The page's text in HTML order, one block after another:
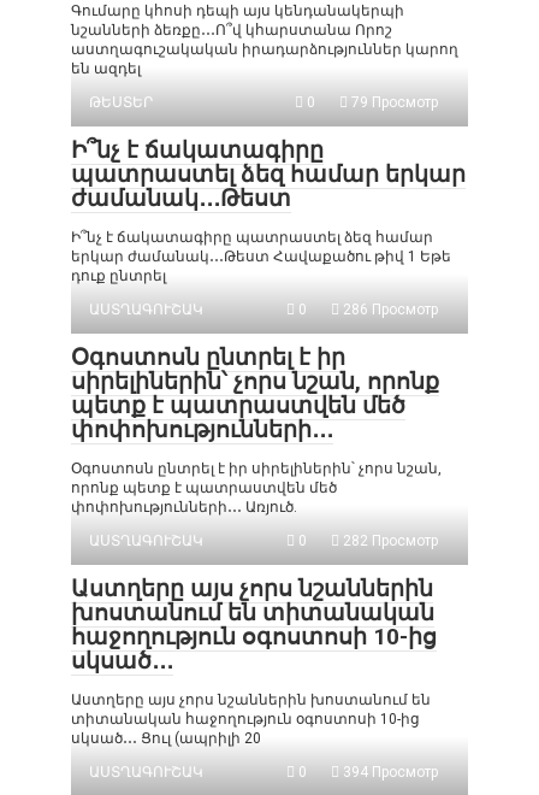
Գումարը կհոսի դեպի այս կենդանակերպի
նշանների ձեռքը․․․Ո՞վ կհարստանա Որոշ
աստղագուշակական իրադարձություններ կարող
են ազդել
ԹԵՍՏԵՐ
0 79 Просмотр
Ի՞նչ է ճակատագիրը
պատրաստել ձեզ համար երկար
ժամանակ․․․Թեստ
Ի՞նչ է ճակատագիրը պատրաստել ձեզ համար
երկար ժամանակ․․․Թեստ Հավաքածու թիվ 1 Եթե
դուք ընտրել
ԱՍՏՂԱԳՈՒՇԱԿ
0 286 Просмотр
Օգոստոսն ընտրել է իր
սիրելիներին՝ չորս նշան, որոնք
պետք է պատրաստվեն մեծ
փոփոխությունների․․․
Օգոստոսն ընտրել է իր սիրելիներին՝ չորս նշան,
որոնք պետք է պատրաստվեն մեծ
փոփոխությունների․․․ Առյուծ.
ԱՍՏՂԱԳՈՒՇԱԿ
0 282 Просмотр
Աստղերը այս չորս նշաններին
խոստանում են տիտանական
հաջողություն օգոստոսի 10-ից
սկսած․․․
Աստղերը այս չորս նշաններին խոստանում են
տիտանական հաջողություն օգոստոսի 10-ից
սկսած․․․ Ցուլ (ապրիլի 20
ԱՍՏՂԱԳՈՒՇԱԿ
0 394 Просмотр